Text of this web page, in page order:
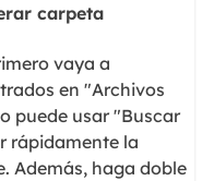
carpeta
vaya a
en "Archivos
puede usar "Buscar
rápidamente la
Además, haga doble